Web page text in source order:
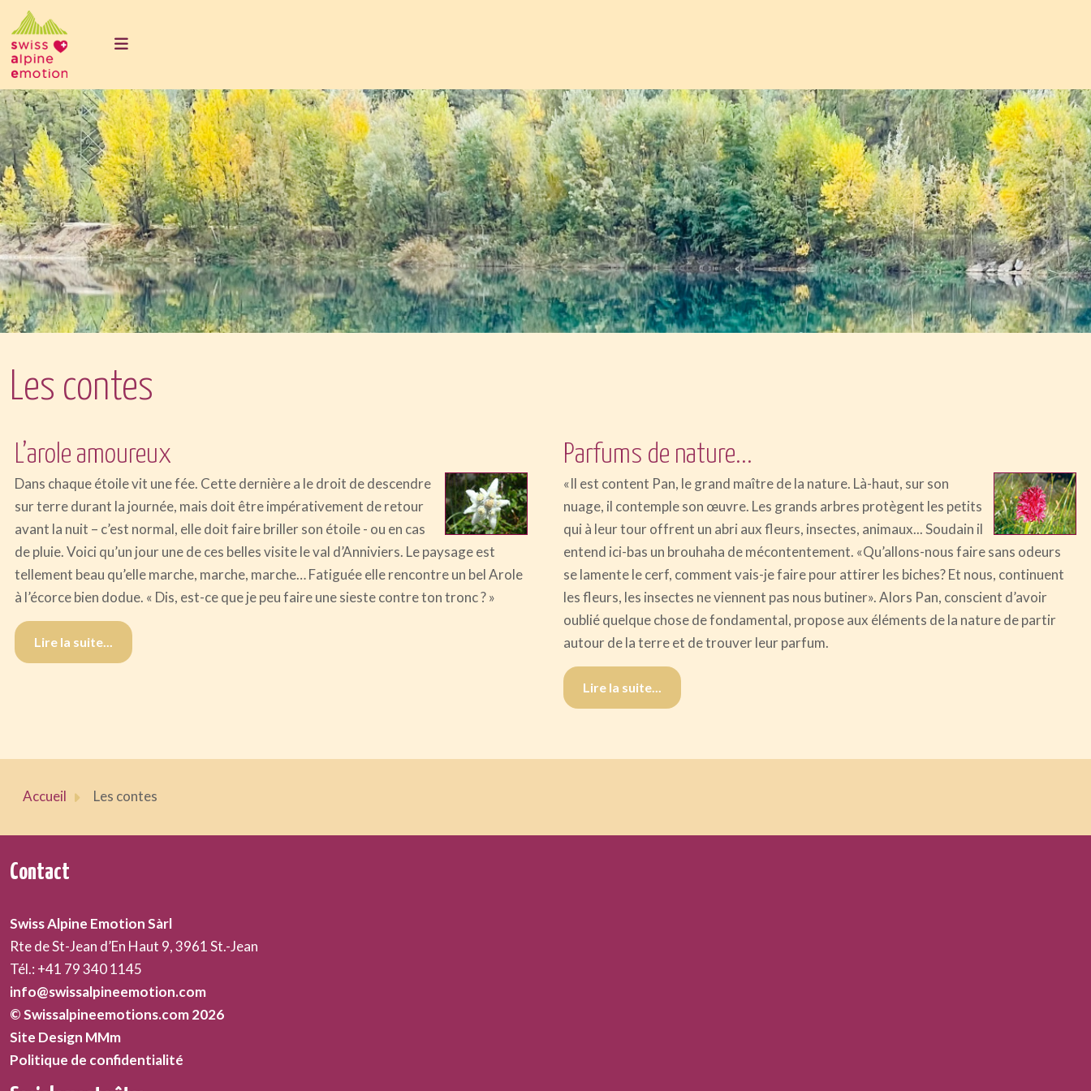
Les contes
L’arole amoureux
Dans chaque étoile vit une fée. Cette dernière a le droit de descendre
sur terre durant la journée, mais doit être impérativement de retour
avant la nuit – c’est normal, elle doit faire briller son étoile - ou en cas
de pluie. Voici qu’un jour une de ces belles visite le val d’Anniviers. Le paysage est
tellement beau qu’elle marche, marche, marche… Fatiguée elle rencontre un bel Arole
à l’écorce bien dodue. « Dis, est-ce que je peu faire une sieste contre ton tronc ? »
Lire la suite...
Parfums de nature...
«Il est content Pan, le grand maître de la nature. Là-haut, sur son
nuage, il contemple son œuvre. Les grands arbres protègent les petits
qui à leur tour offrent un abri aux fleurs, insectes, animaux... Soudain il
entend ici-bas un brouhaha de mécontentement. «Qu’allons-nous faire sans odeurs
se lamente le cerf, comment vais-je faire pour attirer les biches? Et nous, continuent
les fleurs, les insectes ne viennent pas nous butiner». Alors Pan, conscient d’avoir
oublié quelque chose de fondamental, propose aux éléments de la nature de partir
autour de la terre et de trouver leur parfum.
Lire la suite...
Accueil Les contes
Contact
Swiss Alpine Emotion Sàrl
Rte de St-Jean d’En Haut 9, 3961 St.-Jean
Tél.: +41 79 340 1145
info@swissalpineemotion.com
© Swissalpineemotions.com 2026
Site Design MMm
Politique de confidentialité